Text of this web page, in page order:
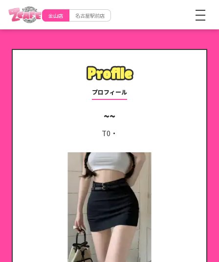
金山店 名古屋駅前店
Profile
Profile
プロフィール
T0・